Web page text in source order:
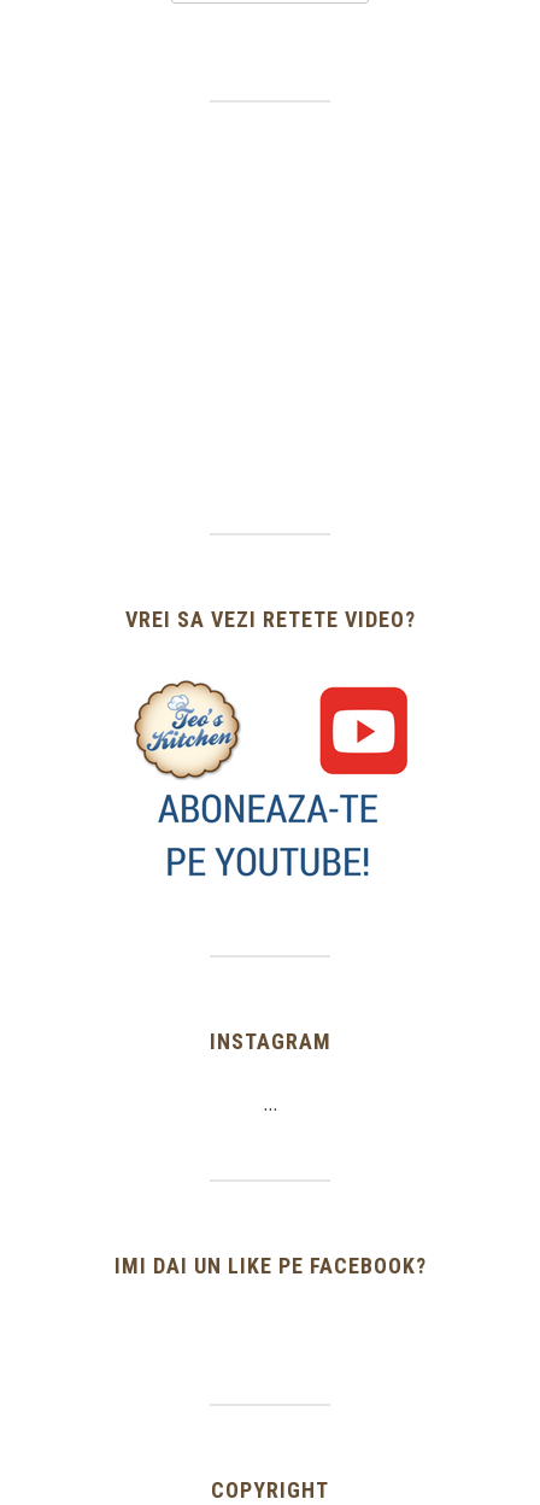
VREI SA VEZI RETETE VIDEO?
INSTAGRAM
…
IMI DAI UN LIKE PE FACEBOOK?
COPYRIGHT